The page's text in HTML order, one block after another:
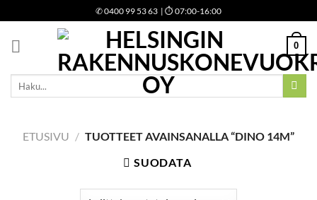
to
content
✆0400 99 53 63 | ⏱ 07:00-16:00
0
Etsi:
ETUSIVU / TUOTTEET AVAINSANALLA “DINO 14M”
SUODATA